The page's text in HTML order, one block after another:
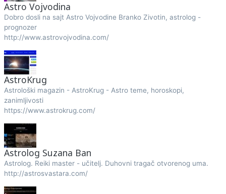
Astro Vojvodina
Dobro dosli na sajt Astro Vojvodine Branko Zivotin, astrolog -
prognozer
http://www.astrovojvodina.com/
AstroKrug
Astrološki magazin - AstroKrug - Astro teme, horoskopi,
zanimljivosti
https://www.astrokrug.com/
Astrolog Suzana Ban
Astrolog. Reiki master - učitelj. Duhovni tragač otvorenog uma.
http://astrosvastara.com/